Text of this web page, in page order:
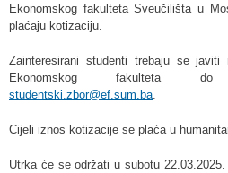
Ekonomskog fakulteta Sveučilišta u
plaćaju kotizaciju.
Zainteresirani studenti trebaju se
Ekonomskog fakulteta do
studentski.zbor@ef.sum.ba.
Cijeli iznos kotizacije se plaća u
Utrka će se održati u subotu